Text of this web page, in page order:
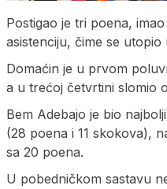
Postigao je tri poena,
asistenciju, čime se utopio
Domaćin je u prvom
a u trećoj četvrtini slomio
Bem Adebajo je bio
(28 poena i 11 skokova),
sa 20 poena.
U pobedničkom sastavu